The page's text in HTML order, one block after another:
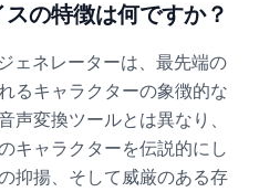
の特徴は何ですか？
ェネレーターは、最先端の
るキャラクターの象徴的な
声変換ツールとは異なり、
キャラクターを伝説的にし
抑揚、そして威厳のある存